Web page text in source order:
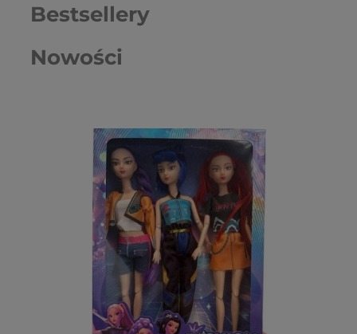
Nowości
Bestsellery